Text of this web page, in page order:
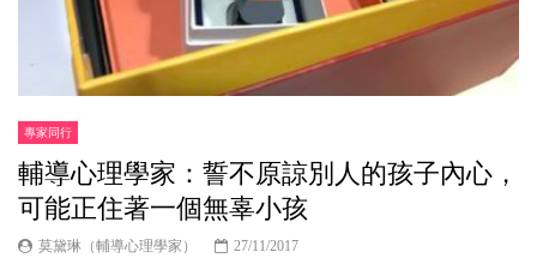
專家同行
輔導心理學家：誓不原諒別人的孩子內心，
可能正住著一個無辜小孩
莫黛琳（輔導心理學家） 27/11/2017